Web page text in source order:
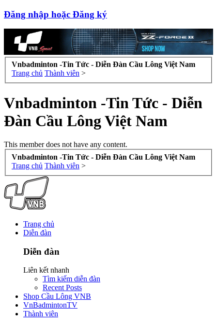
Đăng nhập hoặc Đăng ký
Vnbadminton -Tin Tức - Diễn Đàn Cầu Lông Việt Nam
Trang chủ Thành viên >
Vnbadminton -Tin Tức - Diễn
Đàn Cầu Lông Việt Nam
This member does not have any content.
Vnbadminton -Tin Tức - Diễn Đàn Cầu Lông Việt Nam
Trang chủ Thành viên >
Trang chủ
Diễn đàn
Diễn đàn
Liên kết nhanh
Tìm kiếm diễn đàn
Recent Posts
Shop Cầu Lông VNB
VnBadmintonTV
Thành viên